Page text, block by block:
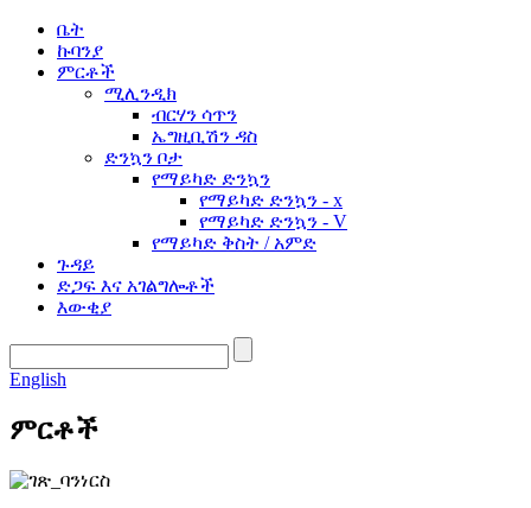
ቤት
ኩባንያ
ምርቶች
ሚሊንዲክ
ብርሃን ሳጥን
ኤግዚቢሽን ዳስ
ድንኳን ቦታ
የማይካድ ድንኳን
የማይካድ ድንኳን - x
የማይካድ ድንኳን - V
የማይካድ ቅስት / አምድ
ጉዳይ
ድጋፍ እና አገልግሎቶች
እውቂያ
English
ምርቶች